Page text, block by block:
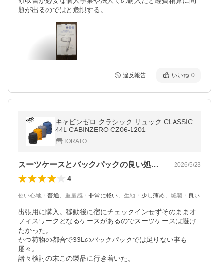
題が出るのではと危惧する。
違反報告 いいね 0
キャビンゼロ クラシック リュック CLASSIC
44L CABINZERO CZ06-1201
TORATO
スーツケースとバックパックの良い処採り 2026/5/23
4
使い心地 ： 普通、 重量感 ： 非常に軽い、 生地 ： 少し薄め、 縫製 ： 良い
出張用に購入。移動後に宿にチェックインせずそのままオ
フィスワークとなるケースがあるのでスーツケースは避け
たかった。
かつ荷物の都合で33Lのバックパックでは足りない事も
屡々。
諸々検討の末この製品に行き着いた。